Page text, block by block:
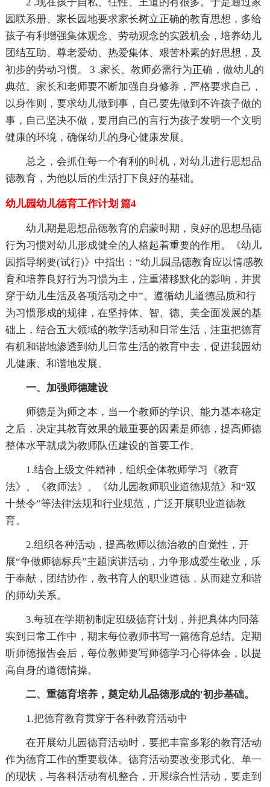
园联系册、家长园地要求家长树立正确的教育思想，多给
孩子有利增强集体观念、劳动观念的实践机会，培养幼儿
团结互助、尊老爱幼、热爱集体、艰苦朴素的好思想，及
初步的劳动习惯。 3 .家长、教师必需行为正确，做幼儿的
典范。家长和老师要不断加强自身修养，严格要求自己，
以身作则，要求幼儿做到事，自己要先做到不许孩子做的
事，自己坚决不做，要用自己的言行为孩子发明一个文明
健康的环境，确保幼儿的身心健康发展。
总之，会抓住每一个有利的时机，对幼儿进行思想品
德教育，为他以后的生活打下良好的基础。
幼儿园幼儿德育工作计划 篇4
幼儿期是思想品德教育的启蒙时期，良好的思想品德
行为习惯对幼儿形成健全的人格起着重要的作用。《幼儿
园指导纲要(试行)》中指出：“幼儿园品德教育应以情感教
育和培养良好行为习惯为主，注重潜移默化的影响，并贯
穿于幼儿生活及各项活动之中”。遵循幼儿道德品质和行
为习惯形成的规律，在坚持体、智、德、美全面发展的基
础上，结合五大领域的教学活动和日常生活，注重把德育
有机和谐地渗透到幼儿日常生活的教育中去，促进我园幼
儿健康、和谐地发展。
一、加强师德建设
师德是为师之本，当一个教师的学识、能力基本稳定
之后，决定其教育效果的最重要的因素是师德，提高师德
整体水平就成为教师队伍建设的首要工作。
1.结合上级文件精神，组织全体教师学习《教育
法》、《教师法》、《幼儿园教师职业道德规范》和“双
十禁令”等法律法规和行业规范，广泛开展职业道德教
育。
2.组织各种活动，提高教师以德治教的自觉性，开
展“争做师德标兵”主题演讲活动，力争形成爱生敬业，乐
于奉献，团结协作，教书育人的职业道德，从而建立和谐
的师幼关系。
3.每班在学期初制定班级德育计划，并把具体内同落
实到日常工作中，期末每位教师书写一篇德育总结。定期
听师德报告会后，每位教师要写师德学习心得体会，以提
高自身的道德情操。
二、重德育培养，奠定幼儿品德形成的'初步基础。
1.把德育教育贯穿于各种教育活动中
在开展幼儿园德育活动时，要把丰富多彩的教育活动
作为德育工作的重要载体。德育活动要改变形式化、单一
的现状，与各科活动有机整合，开展综合性活动，要走到